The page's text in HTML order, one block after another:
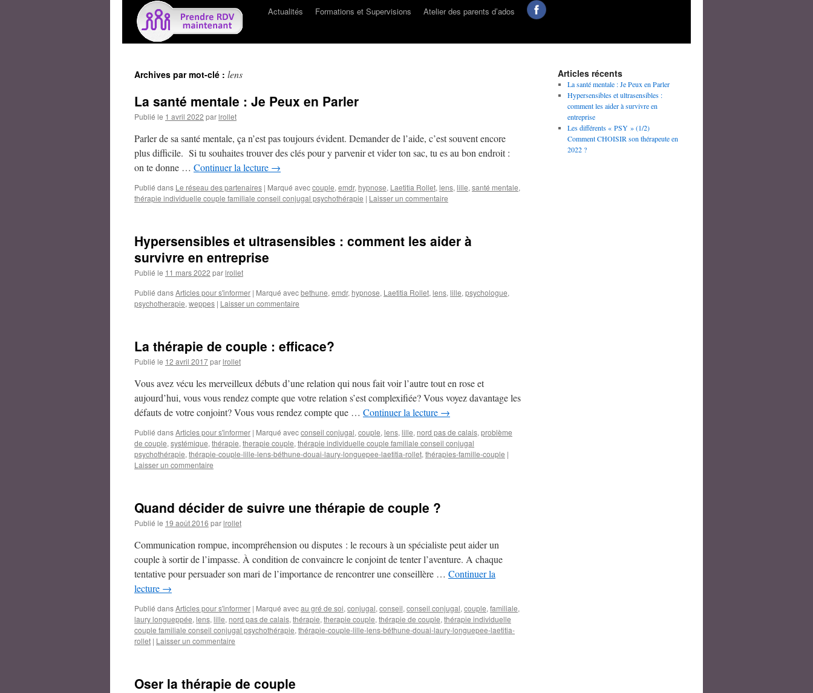
Actualités
Formations et Supervisions Atelier des parents d’ados
Archives par mot-clé : lens
La santé mentale : Je Peux en Parler
Publié le 1 avril 2022 parlrollet
Parler de sa santé mentale, ça n’est pas toujours évident. Demander de l’aide, c’est souvent encore
plus difficile. Si tu souhaites trouver des clés pour y parvenir et vider ton sac, tu es au bon endroit :
on te donne … Continuer la lecture →
Publié dans Le réseau des partenaires | Marqué aveccouple, emdr, hypnose, Laetitia Rollet, lens, lille, santé mentale,
thérapie individuelle couple familiale conseil conjugal psychothérapie | Laisser un commentaire
Hypersensibles et ultrasensibles : comment les aider à
survivre en entreprise
Publié le 11 mars 2022 parlrollet
Publié dansArticles pour s'informer | Marqué avecbethune, emdr, hypnose, Laetitia Rollet, lens, lille, psychologue,
psychotherapie, weppes | Laisser un commentaire
La thérapie de couple : efficace?
Publié le 12 avril 2017parlrollet
Vous avez vécu les merveilleux débuts d’une relation qui nous fait voir l’autre tout en rose et
aujourd’hui, vous vous rendez compte que votre relation s’est complexifiée? Vous voyez davantage les
défauts de votre conjoint? Vous vous rendez compte que … Continuer la lecture →
Publié dansArticles pour s'informer | Marqué avecconseil conjugal, couple, lens, lille, nord pas de calais, problème
de couple, systémique, thérapie, therapie couple, thérapie individuelle couple familiale conseil conjugal
psychothérapie, thérapie-couple-lille-lens-béthune-douai-laury-longuepee-laetitia-rollet, thérapies-famille-couple |
Laisser un commentaire
Quand décider de suivre une thérapie de couple ?
Publié le 19 août 2016 parlrollet
Communication rompue, incompréhension ou disputes : le recours à un spécialiste peut aider un
couple à sortir de l’impasse. À condition de convaincre le conjoint de tenter l’aventure. A chaque
tentative pour persuader son mari de l’importance de rencontrer une conseillère … Continuer la
lecture →
Publié dansArticles pour s'informer | Marqué avecau gré de soi, conjugal, conseil, conseil conjugal, couple, familiale,
laury longueppée, lens, lille, nord pas de calais, thérapie, therapie couple, thérapie de couple, thérapie individuelle
couple familiale conseil conjugal psychothérapie, thérapie-couple-lille-lens-béthune-douai-laury-longuepee-laetitia-
rollet | Laisser un commentaire
Oser la thérapie de couple
Articles récents
La santé mentale : Je Peux en Parler
Hypersensibles et ultrasensibles :
comment les aider à survivre en
entreprise
Les différents « PSY » (1/2)
Comment CHOISIR son thérapeute en
2022 ?